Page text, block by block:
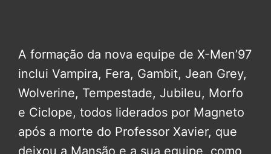
A formação da nova equipe de X-Men’97
inclui Vampira, Fera, Gambit, Jean Grey,
Wolverine, Tempestade, Jubileu, Morfo
e Ciclope, todos liderados por Magneto
após a morte do Professor Xavier, que
deixou a Mansão e a sua equipe, como